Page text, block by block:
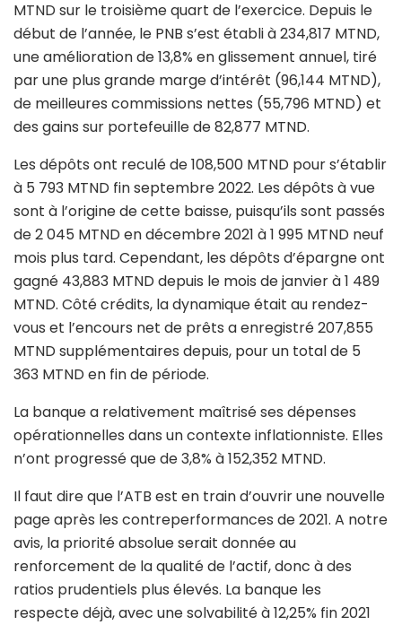
MTND sur le troisième quart de l’exercice. Depuis le
début de l’année, le PNB s’est établi à 234,817 MTND,
une amélioration de 13,8% en glissement annuel, tiré
par une plus grande marge d’intérêt (96,144 MTND),
de meilleures commissions nettes (55,796 MTND) et
des gains sur portefeuille de 82,877 MTND.
Les dépôts ont reculé de 108,500 MTND pour s’établir
à 5 793 MTND fin septembre 2022. Les dépôts à vue
sont à l’origine de cette baisse, puisqu’ils sont passés
de 2 045 MTND en décembre 2021 à 1 995 MTND neuf
mois plus tard. Cependant, les dépôts d’épargne ont
gagné 43,883 MTND depuis le mois de janvier à 1 489
MTND. Côté crédits, la dynamique était au rendez-
vous et l’encours net de prêts a enregistré 207,855
MTND supplémentaires depuis, pour un total de 5
363 MTND en fin de période.
La banque a relativement maîtrisé ses dépenses
opérationnelles dans un contexte inflationniste. Elles
n’ont progressé que de 3,8% à 152,352 MTND.
Il faut dire que l’ATB est en train d’ouvrir une nouvelle
page après les contreperformances de 2021. A notre
avis, la priorité absolue serait donnée au
renforcement de la qualité de l’actif, donc à des
ratios prudentiels plus élevés. La banque les
respecte déjà, avec une solvabilité à 12,25% fin 2021